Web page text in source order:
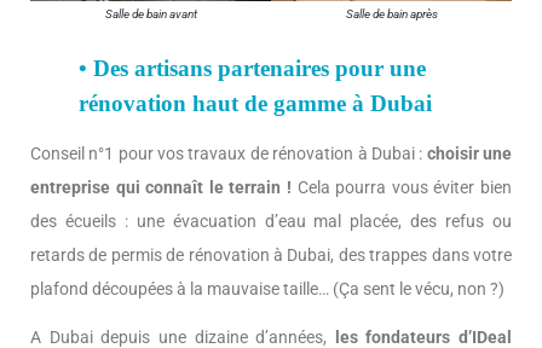
Salle de bain avant Salle de bain après
• Des artisans partenaires pour une
rénovation haut de gamme à Dubai
Conseil n°1 pour vos travaux de rénovation à Dubai : choisir une
entreprise qui connaît le terrain ! Cela pourra vous éviter bien
des écueils : une évacuation d’eau mal placée, des refus ou
retards de permis de rénovation à Dubai, des trappes dans votre
plafond découpées à la mauvaise taille… (Ça sent le vécu, non ?)
A Dubai depuis une dizaine d’années, les fondateurs d’IDeal